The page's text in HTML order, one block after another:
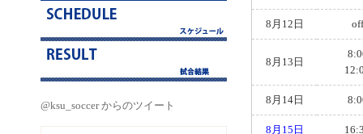
@ksu_soccer からのツイート
8月12日 off
8月13日
8月14日
8月15日